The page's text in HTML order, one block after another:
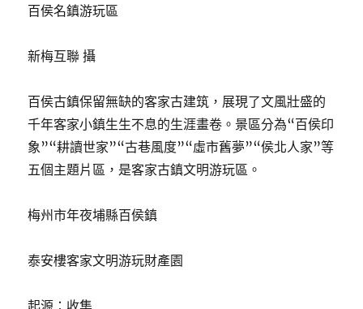
百侯名鎮游玩區
新梅互聯 攝
百侯古鎮保留無缺的客家古建筑，展現了文風壯盛的
千年客家小鎮生生不息的生涯畫卷。景區分為“百侯印
象”“耕讀世家”“古巷風度”“虛市舊夢”“侯北人家”等
五個主題片區，是客家古鎮文明游玩區。
梅州市年夜埔縣百侯鎮
泰安樓客家文明游玩財產園
起源：收集